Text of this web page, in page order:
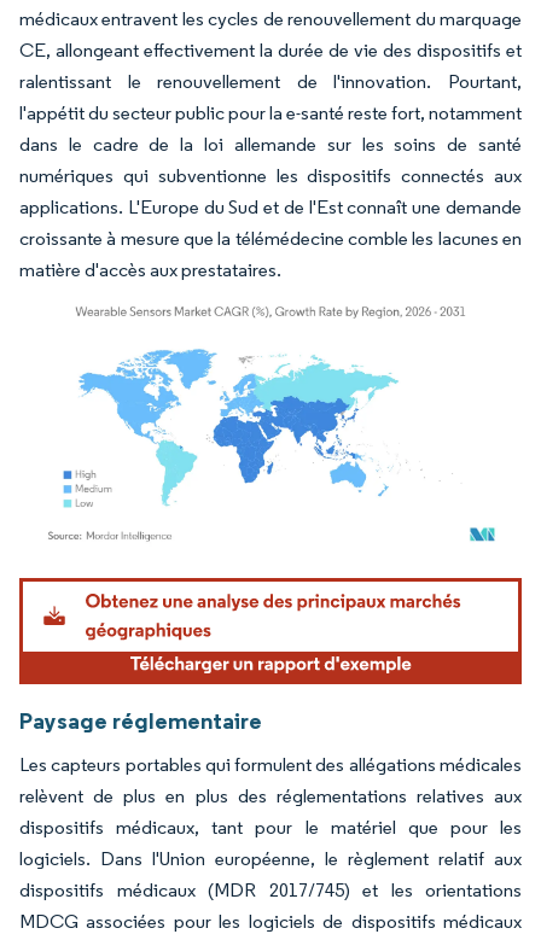
médicaux entravent les cycles de renouvellement du marquage
CE, allongeant effectivement la durée de vie des dispositifs et
ralentissant le renouvellement de l'innovation. Pourtant,
l'appétit du secteur public pour la e-santé reste fort, notamment
dans le cadre de la loi allemande sur les soins de santé
numériques qui subventionne les dispositifs connectés aux
applications. L'Europe du Sud et de l'Est connaît une demande
croissante à mesure que la télémédecine comble les lacunes en
matière d'accès aux prestataires.
Image © Mordor Intelligence. La réutilisation nécessite une attribution sous CC BY
Paysage réglementaire
Les capteurs portables qui formulent des allégations médicales
relèvent de plus en plus des réglementations relatives aux
dispositifs médicaux, tant pour le matériel que pour les
logiciels. Dans l'Union européenne, le règlement relatif aux
dispositifs médicaux (MDR 2017/745) et les orientations
MDCG associées pour les logiciels de dispositifs médicaux